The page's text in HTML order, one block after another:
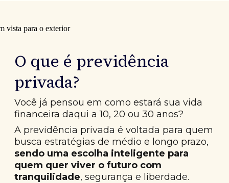
O que é previdência
privada?
Você já pensou em como estará sua vida
financeira daqui a 10, 20 ou 30 anos?
A previdência privada é voltada para quem
busca estratégias de médio e longo prazo,
sendo uma escolha inteligente para
quem quer viver o futuro com
tranquilidade, segurança e liberdade.